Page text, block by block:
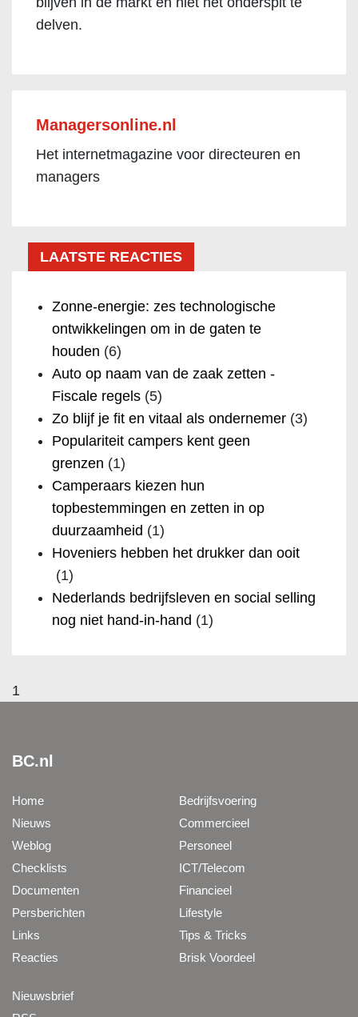
delven.
Managersonline.nl
Het internetmagazine voor directeuren en
managers
LAATSTE REACTIES
Zonne-energie: zes technologische
ontwikkelingen om in de gaten te
houden (6)
Auto op naam van de zaak zetten -
Fiscale regels (5)
Zo blijf je fit en vitaal als ondernemer (3)
Populariteit campers kent geen
grenzen (1)
Camperaars kiezen hun
topbestemmingen en zetten in op
duurzaamheid (1)
Hoveniers hebben het drukker dan ooit
(1)
Nederlands bedrijfsleven en social selling
nog niet hand-in-hand (1)
1
BC.nl
Home
Nieuws
Weblog
Checklists
Documenten
Persberichten
Links
Reacties
Bedrijfsvoering
Commercieel
Personeel
ICT/Telecom
Financieel
Lifestyle
Tips & Tricks
Brisk Voordeel
Nieuwsbrief